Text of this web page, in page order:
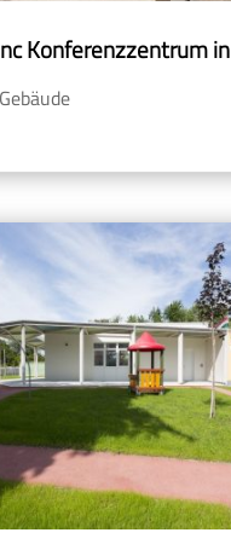
Konferenzzentrum in